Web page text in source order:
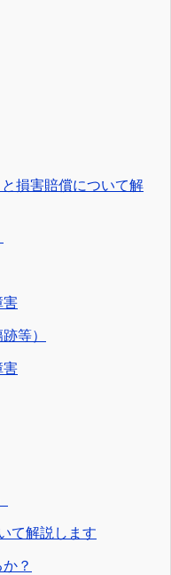
損害賠償について解
害
等）
害
て解説します
？